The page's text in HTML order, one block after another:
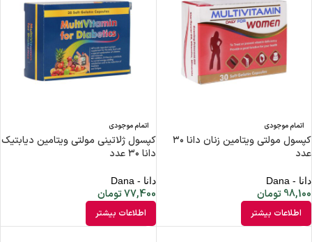
اتمام موجودی
کپسول مولتی ویتامین زنان دانا ۳۰
عدد
دانا - Dana
98,100تومان
اطلاعات بیشتر
اتمام موجودی
کپسول ژلاتینی مولتی ویتامین دیابتیک
دانا ۳۰ عدد
دانا - Dana
77,400تومان
اطلاعات بیشتر